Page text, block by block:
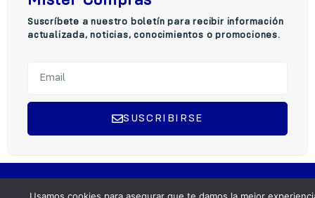
Suscríbete a nuestro boletín para recibir información
actualizada, noticias, conocimientos o promociones.
SUSCRIBIRSE